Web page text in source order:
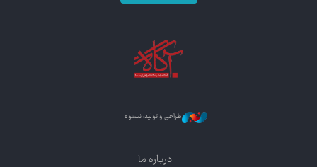
طراحی و تولید: نستوه
درباره ما